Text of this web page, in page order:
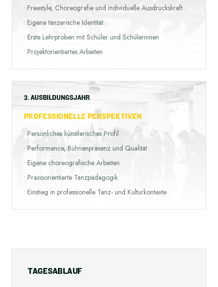
• Freestyle, Choreografie und individuelle Ausdruckskraft
• Eigene tänzerische Identität
• Erste Lehrproben mit Schüler und Schülerinnen
• Projektorientiertes Arbeiten
3. AUSBILDUNGSJAHR
PROFESSIONELLE PERSPEKTIVEN
• Persönliches künstlerisches Profil
• Performance, Bühnenpräsenz und Qualität
• Eigene choreografische Arbeiten
• Praxisorientierte Tanzpädagogik
• Einstieg in professionelle Tanz- und Kulturkontexte
TAGESABLAUF